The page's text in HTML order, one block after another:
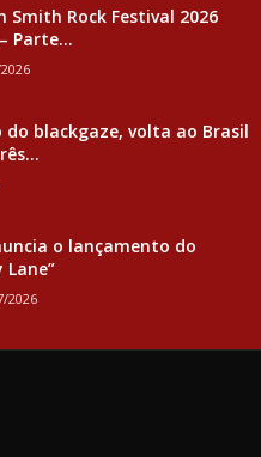
Smith Rock Festival 2026
Parte...
do blackgaze, volta ao Brasil
o lançamento do
Lane”
2026